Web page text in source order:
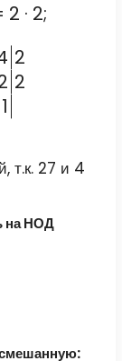
· 2;
2
2
1
т.к. 27 и 4
на НОД